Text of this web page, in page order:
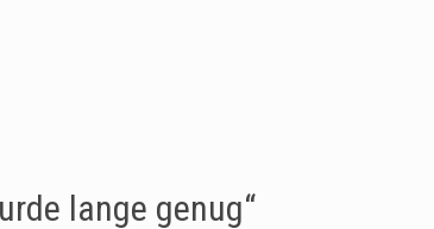
lange genug“